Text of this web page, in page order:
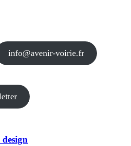
info@avenir-voirie.fr